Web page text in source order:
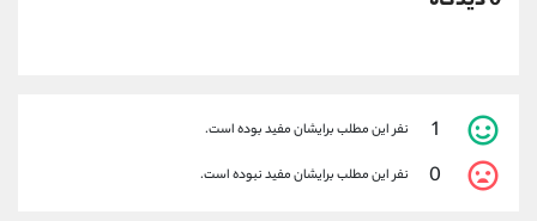
1 نفر این مطلب برایشان مفید بوده است.
0 نفر این مطلب برایشان مفید نبوده است.